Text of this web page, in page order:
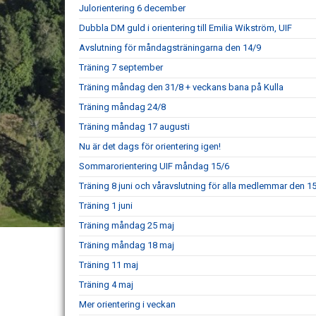
Julorientering 6 december
Dubbla DM guld i orientering till Emilia Wikström, UIF
Avslutning för måndagsträningarna den 14/9
Träning 7 september
Träning måndag den 31/8 + veckans bana på Kulla
Träning måndag 24/8
Träning måndag 17 augusti
Nu är det dags för orientering igen!
Sommarorientering UIF måndag 15/6
Träning 8 juni och våravslutning för alla medlemmar den
Träning 1 juni
Träning måndag 25 maj
Träning måndag 18 maj
Träning 11 maj
Träning 4 maj
Mer orientering i veckan